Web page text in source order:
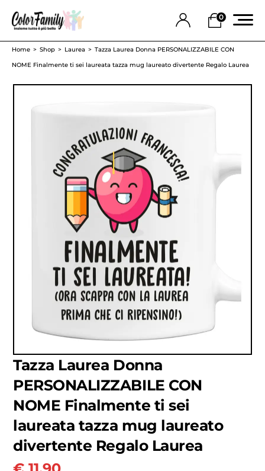
0
Home Shop Laurea
Tazza Laurea Donna PERSONALIZZABILE CON
NOME Finalmente ti sei laureata tazza mug laureato divertente Regalo Laurea
Tazza Laurea Donna
PERSONALIZZABILE CON
NOME Finalmente ti sei
laureata tazza mug laureato
divertente Regalo Laurea